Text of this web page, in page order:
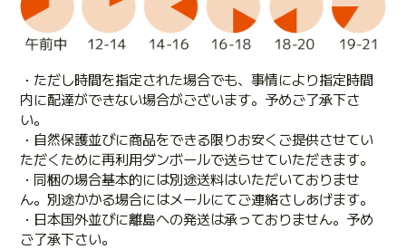
・ただし時間を指定された場合でも、事情により指定時間
内に配達ができない場合がございます。予めご了承下さ
い。
・自然保護並びに商品をできる限りお安くご提供させてい
ただくために再利用ダンボールで送らせていただきます。
・同梱の場合基本的には別途送料はいただいておりませ
ん。別途かかる場合にはメールにてご連絡さしあげます。
・日本国外並びに離島への発送は承っておりません。予め
ご了承下さい。